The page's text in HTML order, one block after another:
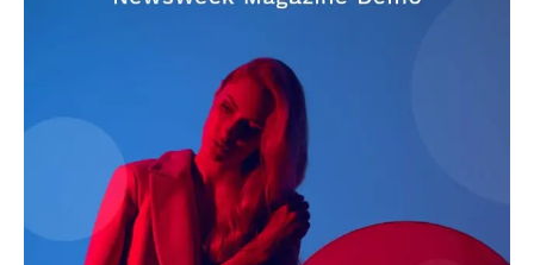
AIN NEWS 1
Contact Us
Privacy Policy
Terms of Use Agreement